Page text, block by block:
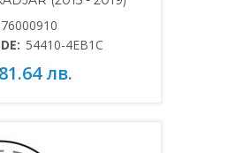
54410-4EB1C
лв.